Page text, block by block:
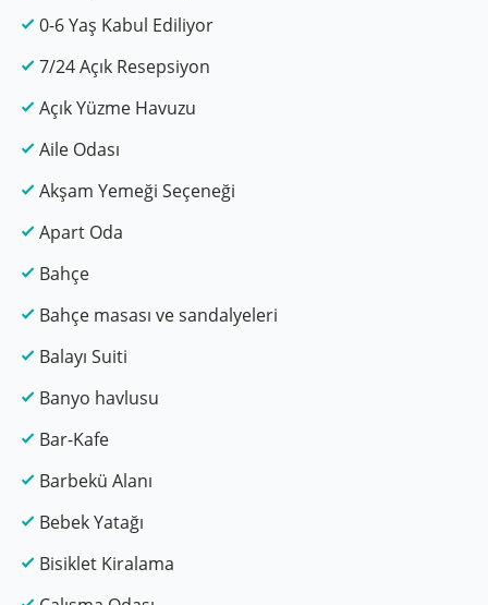
0-6 Yaş Kabul Ediliyor
7/24 Açık Resepsiyon
Açık Yüzme Havuzu
Aile Odası
Akşam Yemeği Seçeneği
Apart Oda
Bahçe
Bahçe masası ve sandalyeleri
Balayı Suiti
Banyo havlusu
Bar-Kafe
Barbekü Alanı
Bebek Yatağı
Bisiklet Kiralama